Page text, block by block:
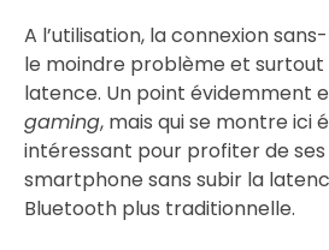
A l’utilisation, la connexion
le moindre problème et surtout
latence. Un point évidemment
gaming, mais qui se montre ici
intéressant pour profiter de ses
smartphone sans subir la
Bluetooth plus traditionnelle.